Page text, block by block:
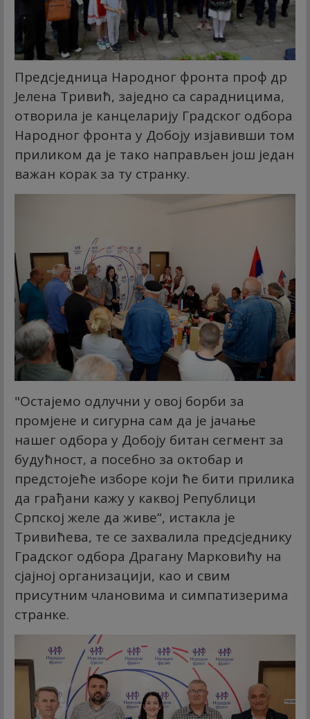
Предсједница Народног фронта проф др
Јелена Тривић, заједно са сарадницима,
отворила је канцеларију Градског одбора
Народног фронта у Добоју изјавивши том
приликом да је тако направљен још један
важан корак за ту странку.
"Остајемо одлучни у овој борби за
промјене и сигурна сам да је јачање
нашег одбора у Добоју битан сегмент за
будућност, а посебно за октобар и
предстојеће изборе који ће бити прилика
да грађани кажу у каквој Републици
Српској желе да живе“, истакла је
Тривићева, те се захвалила предсједнику
Градског одбора Драгану Марковићу на
сјајној организацији, као и свим
присутним члановима и симпатизерима
странке.